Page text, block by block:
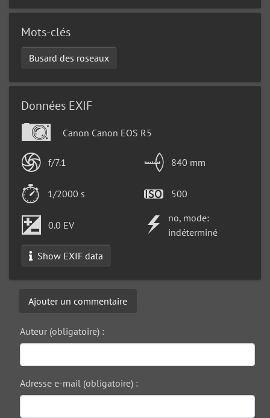
Mots-clés
Busard des roseaux
Données EXIF
Canon Canon EOS R5
f/7.1 840 mm
1/2000 s 500
0.0 EV
no, mode:
indéterminé
Show EXIF data
Ajouter un commentaire
Auteur (obligatoire) :
Adresse e-mail (obligatoire) :